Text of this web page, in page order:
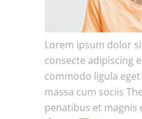
Lorem ipsum dolor
consecte adipiscing
commodo ligula
massa cum sociis
penatibus et magnis